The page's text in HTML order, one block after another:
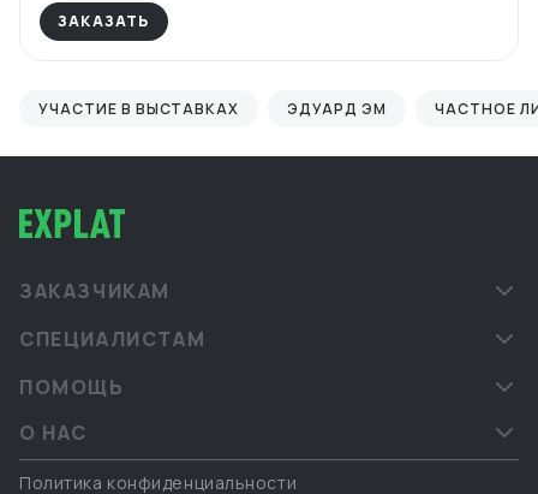
ЗАКАЗАТЬ
УЧАСТИЕ В ВЫСТАВКАХ ЭДУАРД ЭМ ЧАСТНОЕ
ЗАКАЗЧИКАМ
СПЕЦИАЛИСТАМ
ПОМОЩЬ
О НАС
Политика конфиденциальности